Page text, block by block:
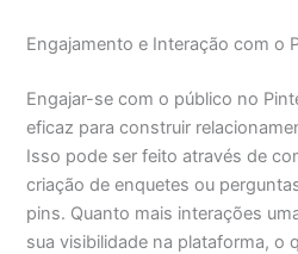
Engajamento e Interação com o
Engajar-se com o público no
eficaz para construir
Isso pode ser feito através de
criação de enquetes ou
pins. Quanto mais interações
sua visibilidade na plataforma, o